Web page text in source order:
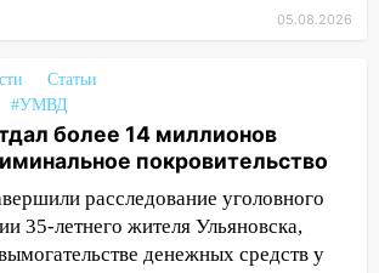
изнутри: в
районе горела дача
под колёса авто
районе сгорели
постройки
05.08.2026
Статьи
#УМВД
более 14 миллионов
покровительство
расследование уголовного
35-летнего жителя Ульяновска,
денежных средств у